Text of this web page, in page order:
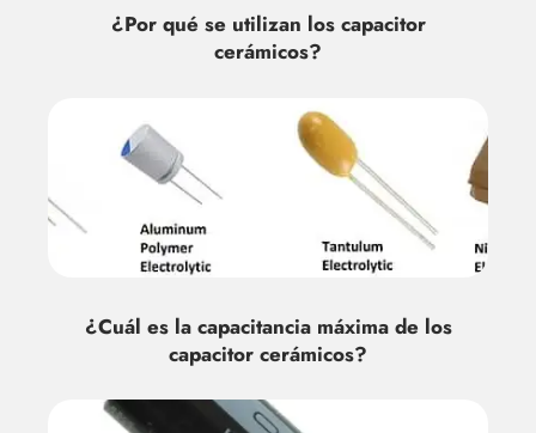
¿Por qué se utilizan los capacitor
cerámicos?
¿Cuál es la capacitancia máxima de los
capacitor cerámicos?